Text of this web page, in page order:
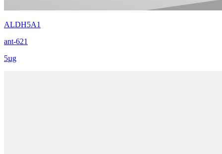
ALDH5A1
ant-621
5µg